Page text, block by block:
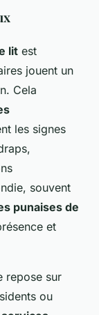
lit est
jouent un
Cela
les signes
souvent
punaises de
et
repose sur
ou